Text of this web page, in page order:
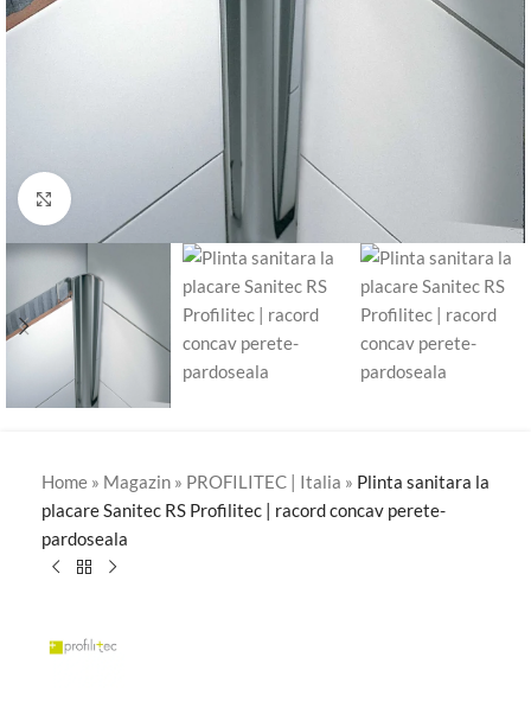
Click to enlarge
Home » Magazin » PROFILITEC | Italia » Plinta sanitara la
placare Sanitec RS Profilitec | racord concav perete-
pardoseala